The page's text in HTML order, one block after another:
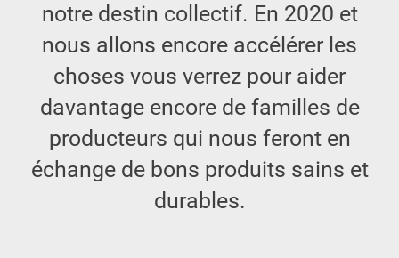
notre destin collectif. En 2020 et
nous allons encore accélérer les
choses vous verrez pour aider
davantage encore de familles de
producteurs qui nous feront en
échange de bons produits sains et
durables.